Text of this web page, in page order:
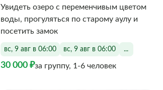
Увидеть озеро с переменчивым цветом
воды, прогуляться по старому аулу и
посетить замок
вс, 9 авг в 06:00 вс, 9 авг в 06:00 ...
30 000 ₽за группу, 1-6 человек